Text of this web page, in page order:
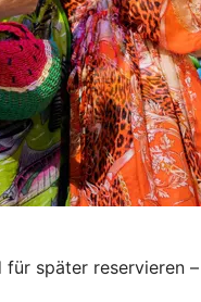
später reservieren –